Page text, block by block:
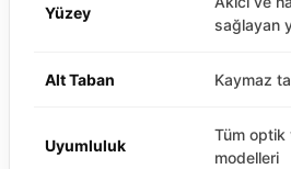
Yüzey
sağlayan
Alt Taban Kaymaz
Uyumluluk
Tüm optik
modelleri